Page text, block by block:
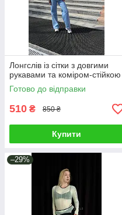
Лонгслів із сітки з довгими
рукавами та коміром-стійкою
Готово до відправки
510 ₴ 850 ₴
Купити
–29%